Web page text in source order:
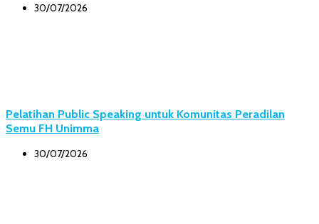
30/07/2026
Pelatihan Public Speaking untuk Komunitas Peradilan
Semu FH Unimma
30/07/2026